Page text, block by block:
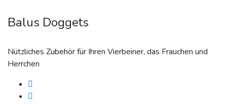
Balus Doggets
Nützliches Zubehör für Ihren Vierbeiner, das Frauchen und
Herrchen